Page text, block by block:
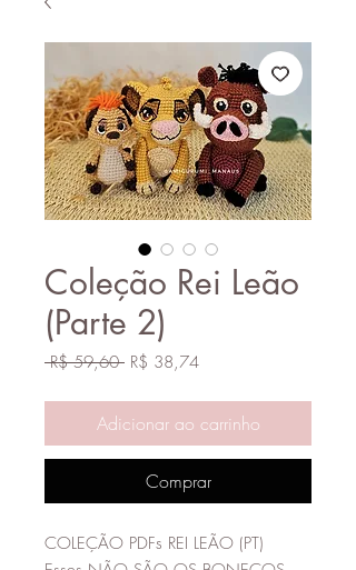
Coleção Rei Leão
(Parte 2)
R$ 59,60 Preço
R$ 38,74Preço
Adicionar ao carrinho
Comprar
COLEÇÃO PDFs REI LEÃO (PT)